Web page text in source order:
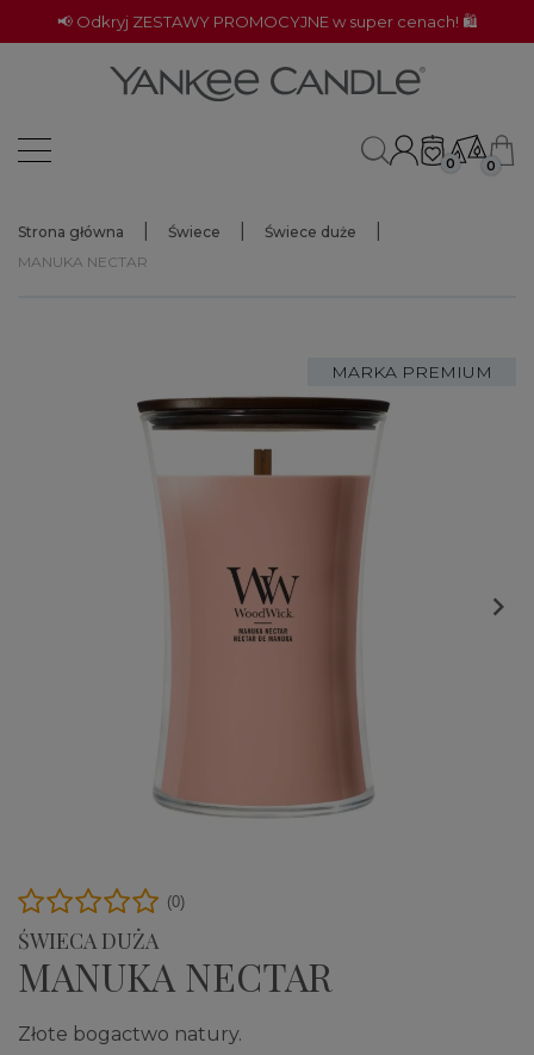
📢 Odkryj ZESTAWY PROMOCYJNE w super cenach! 🛍️
0 0
Strona główna Świece
Świece duże
MANUKA NECTAR
MARKA PREMIUM

ŚWIECA DUŻA
MANUKA NECTAR
(0)
Złote bogactwo natury.